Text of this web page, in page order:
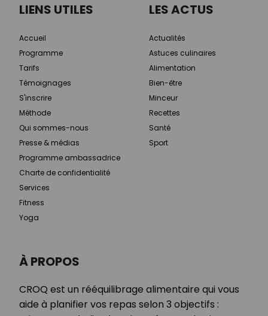
À PROPOS
CROQ est un rééquilibrage alimentaire qui vous
aide à planifier vos repas selon 3 objectifs :
LIENS UTILES
Accueil
Programme
Tarifs
Témoignages
S'inscrire
Méthode
Qui sommes-nous
Presse & médias
Programme ambassadrice
Charte de confidentialité
Services
Fitness
Yoga
LES ACTUS
Actualités
Astuces culinaires
Alimentation
Bien-être
Minceur
Recettes
Santé
Sport